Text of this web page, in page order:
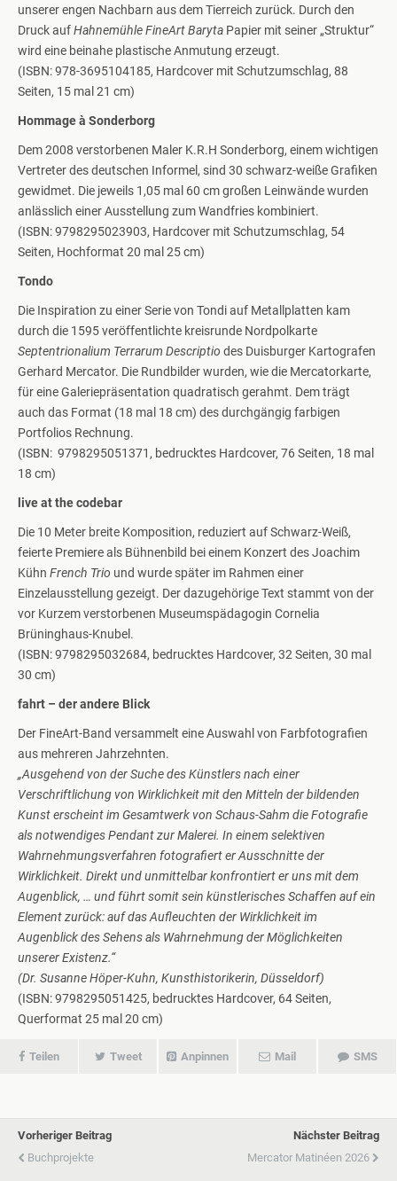
unserer engen Nachbarn aus dem Tierreich zurück. Durch den
Druck aufHahnemühleFineArt Baryta Papier mit seiner „Struktur“
wird eine beinahe plastische Anmutung erzeugt.
(ISBN: 978-3695104185, Hardcover mit Schutzumschlag, 88
Seiten, 15 mal 21 cm)
Hommage à Sonderborg
Dem 2008 verstorbenen Maler K.R.H Sonderborg, einem wichtigen
Vertreter des deutschen Informel, sind 30 schwarz-weiße Grafiken
gewidmet. Die jeweils 1,05 mal 60 cm großen Leinwände wurden
anlässlich einer Ausstellung zum Wandfries kombiniert.
(ISBN: 9798295023903, Hardcover mit Schutzumschlag, 54
Seiten, Hochformat 20 mal 25 cm)
Tondo
Die Inspiration zu einer Serie von Tondi auf Metallplatten kam
durch die 1595 veröffentlichte kreisrunde Nordpolkarte
Septentrionalium Terrarum Descriptio des Duisburger Kartografen
Gerhard Mercator. Die Rundbilder wurden, wie die Mercatorkarte,
für eine Galeriepräsentation quadratisch gerahmt. Dem trägt
auch das Format (18 mal 18 cm) des durchgängig farbigen
Portfolios Rechnung.
(ISBN: 9798295051371, bedrucktes Hardcover, 76 Seiten, 18 mal
18 cm)
live at the codebar
Die 10 Meter breite Komposition, reduziert auf Schwarz-Weiß,
feierte Premiere als Bühnenbild bei einem Konzert des Joachim
Kühn French Trio und wurde später im Rahmen einer
Einzelausstellung gezeigt. Der dazugehörige Text stammt von der
vor Kurzem verstorbenen Museumspädagogin Cornelia
Brüninghaus-Knubel.
(ISBN: 9798295032684, bedrucktes Hardcover, 32 Seiten, 30 mal
30 cm)
fahrt – der andere Blick
Der FineArt-Band versammelt eine Auswahl von Farbfotografien
aus mehreren Jahrzehnten.
„Ausgehend von der Suche des Künstlers nach einer
Verschriftlichung von Wirklichkeit mit den Mitteln der bildenden
Kunst erscheint im Gesamtwerk von Schaus-Sahm die Fotografie
als notwendiges Pendant zur Malerei. In einem selektiven
Wahrnehmungsverfahren fotografiert er Ausschnitte der
Wirklichkeit. Direkt und unmittelbar konfrontiert er uns mit dem
Augenblick, … und führt somit sein künstlerisches Schaffen auf ein
Element zurück: auf das Aufleuchten der Wirklichkeit im
Augenblick des Sehens als Wahrnehmung der Möglichkeiten
unserer Existenz.“
(Dr. Susanne Höper-Kuhn, Kunsthistorikerin, Düsseldorf)
(ISBN: 9798295051425, bedrucktes Hardcover, 64 Seiten,
Querformat 25 mal 20 cm)
Teilen Tweet Anpinnen Mail SMS
Vorheriger Beitrag
Buchprojekte
Nächster Beitrag
Mercator Matinéen 2026